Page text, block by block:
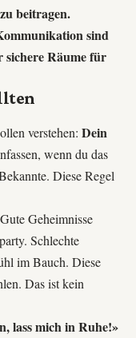
beitragen.
sind
sichere Räume für
verstehen: Dein
wenn du das
Diese Regel
Geheimnisse
Schlechte
im Bauch. Diese
Das ist kein
lass mich in Ruhe!»